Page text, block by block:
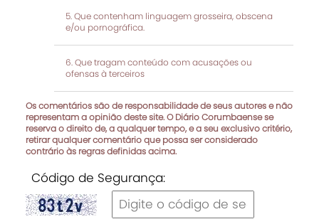
Que contenham linguagem grosseira, obscena
e/ou pornográfica.
Que tragam conteúdo com acusações ou
ofensas à terceiros
Os comentários são de responsabilidade de seus autores e não
representam a opinião deste site. O Diário Corumbaense se
reserva o direito de, a qualquer tempo, e a seu exclusivo critério,
retirar qualquer comentário que possa ser considerado
contrário às regras definidas acima.
Código de Segurança: